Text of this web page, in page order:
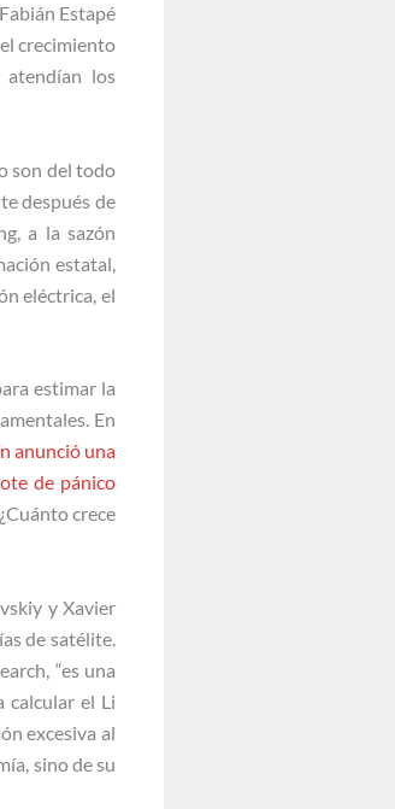
Estapé
crecimiento
los
son del todo
después de
a la sazón
estatal,
eléctrica, el
estimar la
En
anunció una
de pánico
crece
y Xavier
de satélite.
“es una
calcular el Li
excesiva al
sino de su